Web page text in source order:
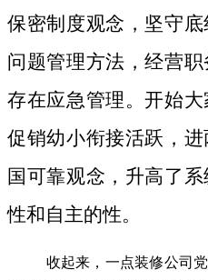
保密制度观念，坚守
问题管理方法，经营
存在应急管理。开始
促销幼小衔接活跃，
国可靠观念，升高了
性和自主的性。
收起来，一点装修公司